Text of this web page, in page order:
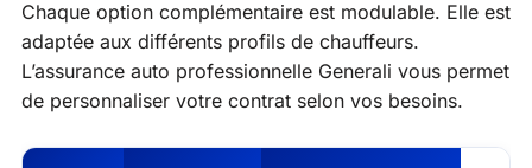
Chaque option complémentaire est modulable. Elle est
adaptée aux différents profils de chauffeurs.
L’assurance auto professionnelle Generali vous permet
de personnaliser votre contrat selon vos besoins.